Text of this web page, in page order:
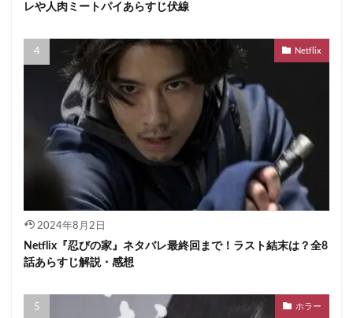
レや人肉ミートパイあらすじ伏線
Netflix
2024年8月2日
Netflix『忍びの家』ネタバレ最終回まで！ラスト結末は？全8
話あらすじ解説・感想
ホラー